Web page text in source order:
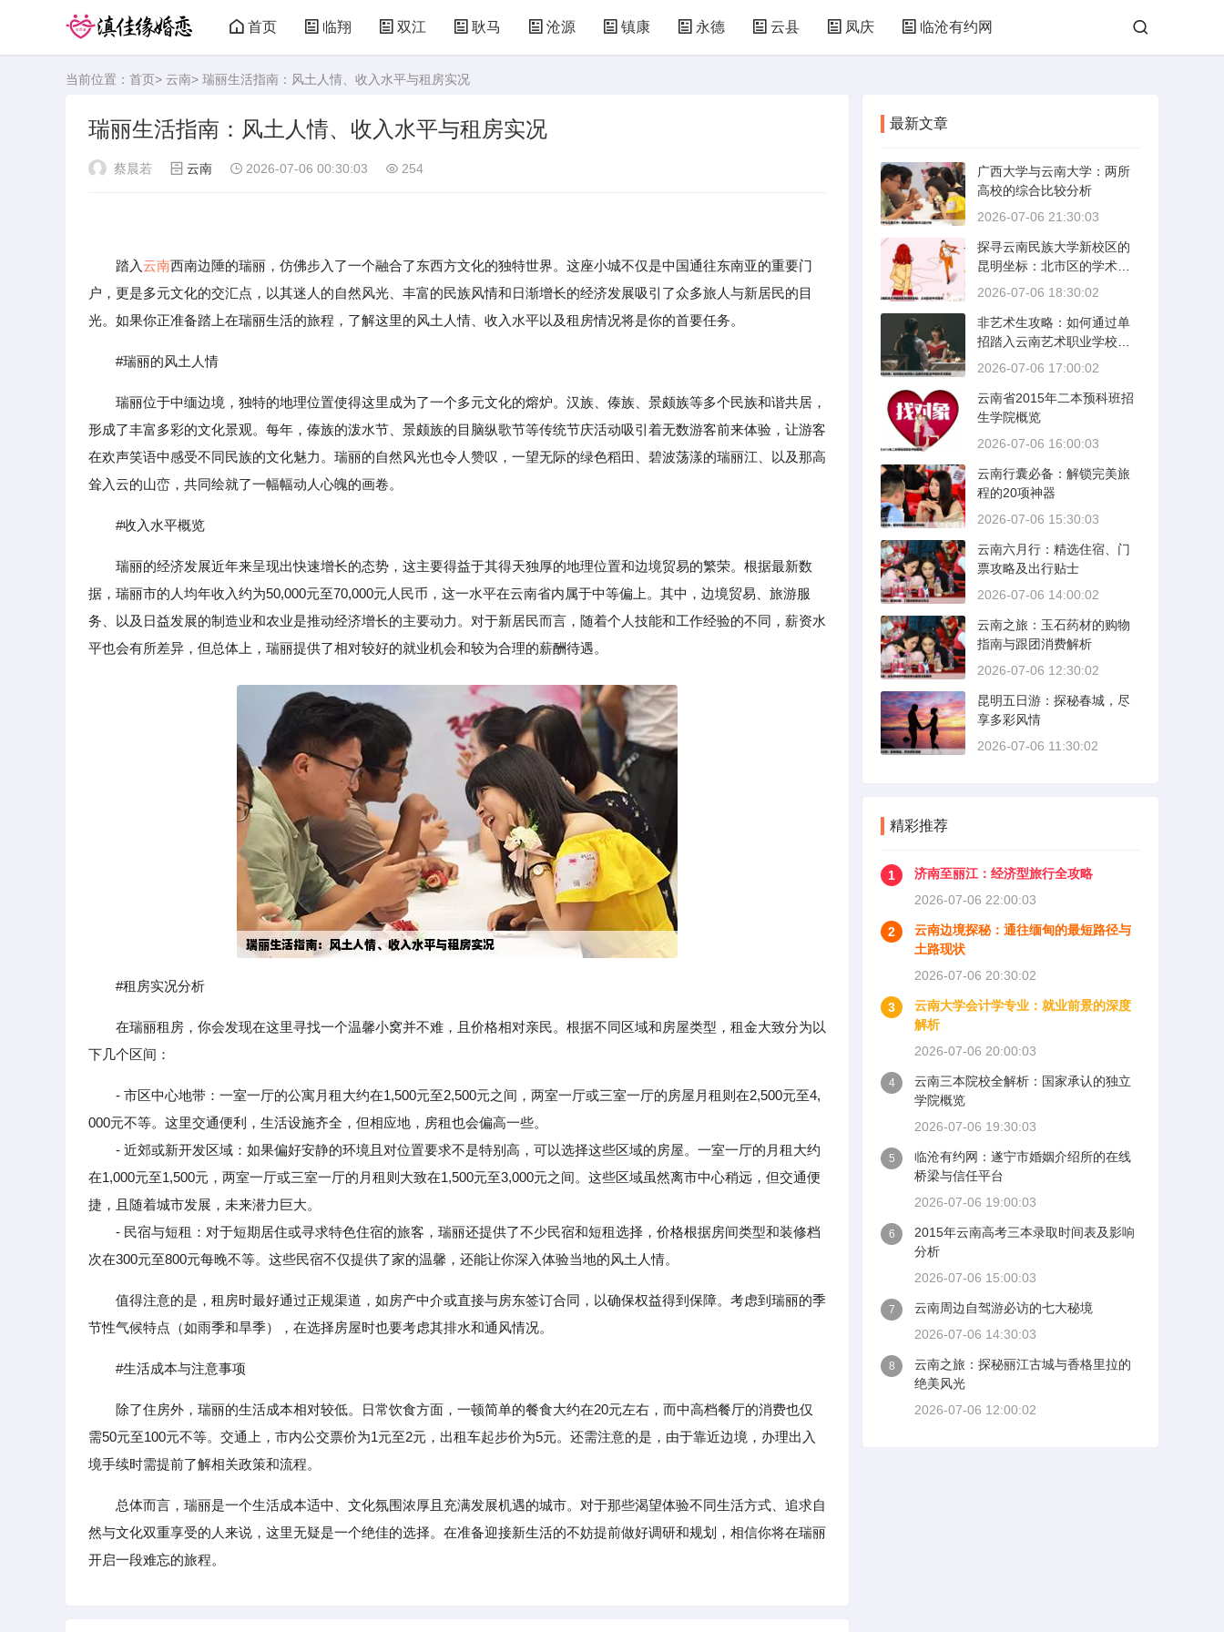
首页 临翔 双江 耿马 沧源 镇康 永德 云县 凤庆 临沧有约网
当前位置： 首页> 云南> 瑞丽生活指南：风土人情、收入水平与租房实况
瑞丽生活指南：风土人情、收入水平与租房实况
蔡晨若 云南 2026-07-06 00:30:03 254
踏入 云南西南边陲的瑞丽，仿佛步入了一个融合了东西方文化的独特世界。这座小城不仅是中国通往东南亚的重要门
户，更是多元文化的交汇点，以其迷人的自然风光、丰富的民族风情和日渐增长的经济发展吸引了众多旅人与新居民的目
光。如果你正准备踏上在瑞丽生活的旅程，了解这里的风土人情、收入水平以及租房情况将是你的首要任务。
#瑞丽的风土人情
瑞丽位于中缅边境，独特的地理位置使得这里成为了一个多元文化的熔炉。汉族、傣族、景颇族等多个民族和谐共居，
形成了丰富多彩的文化景观。每年，傣族的泼水节、景颇族的目脑纵歌节等传统节庆活动吸引着无数游客前来体验，让游客
在欢声笑语中感受不同民族的文化魅力。瑞丽的自然风光也令人赞叹，一望无际的绿色稻田、碧波荡漾的瑞丽江、以及那高
耸入云的山峦，共同绘就了一幅幅动人心魄的画卷。
#收入水平概览
瑞丽的经济发展近年来呈现出快速增长的态势，这主要得益于其得天独厚的地理位置和边境贸易的繁荣。根据最新数
据，瑞丽市的人均年收入约为50,000元至70,000元人民币，这一水平在云南省内属于中等偏上。其中，边境贸易、旅游服
务、以及日益发展的制造业和农业是推动经济增长的主要动力。对于新居民而言，随着个人技能和工作经验的不同，薪资水
平也会有所差异，但总体上，瑞丽提供了相对较好的就业机会和较为合理的薪酬待遇。
#租房实况分析
在瑞丽租房，你会发现在这里寻找一个温馨小窝并不难，且价格相对亲民。根据不同区域和房屋类型，租金大致分为以
下几个区间：
- 市区中心地带：一室一厅的公寓月租大约在1,500元至2,500元之间，两室一厅或三室一厅的房屋月租则在2,500元至4,
000元不等。这里交通便利，生活设施齐全，但相应地，房租也会偏高一些。
- 近郊或新开发区域：如果偏好安静的环境且对位置要求不是特别高，可以选择这些区域的房屋。一室一厅的月租大约
在1,000元至1,500元，两室一厅或三室一厅的月租则大致在1,500元至3,000元之间。这些区域虽然离市中心稍远，但交通便
捷，且随着城市发展，未来潜力巨大。
- 民宿与短租：对于短期居住或寻求特色住宿的旅客，瑞丽还提供了不少民宿和短租选择，价格根据房间类型和装修档
次在300元至800元每晚不等。这些民宿不仅提供了家的温馨，还能让你深入体验当地的风土人情。
值得注意的是，租房时最好通过正规渠道，如房产中介或直接与房东签订合同，以确保权益得到保障。考虑到瑞丽的季
节性气候特点（如雨季和旱季），在选择房屋时也要考虑其排水和通风情况。
#生活成本与注意事项
除了住房外，瑞丽的生活成本相对较低。日常饮食方面，一顿简单的餐食大约在20元左右，而中高档餐厅的消费也仅
需50元至100元不等。交通上，市内公交票价为1元至2元，出租车起步价为5元。还需注意的是，由于靠近边境，办理出入
境手续时需提前了解相关政策和流程。
总体而言，瑞丽是一个生活成本适中、文化氛围浓厚且充满发展机遇的城市。对于那些渴望体验不同生活方式、追求自
然与文化双重享受的人来说，这里无疑是一个绝佳的选择。在准备迎接新生活的不妨提前做好调研和规划，相信你将在瑞丽
开启一段难忘的旅程。
最新文章
广西大学与云南大学：两所
高校的综合比较分析
2026-07-06 21:30:03
探寻云南民族大学新校区的
昆明坐标：北市区的学术绿
洲
2026-07-06 18:30:02
非艺术生攻略：如何通过单
招踏入云南艺术职业学校的
艺术殿堂
2026-07-06 17:00:02
云南省2015年二本预科班招
生学院概览
2026-07-06 16:00:03
云南行囊必备：解锁完美旅
程的20项神器
2026-07-06 15:30:03
云南六月行：精选住宿、门
票攻略及出行贴士
2026-07-06 14:00:02
云南之旅：玉石药材的购物
指南与跟团消费解析
2026-07-06 12:30:02
昆明五日游：探秘春城，尽
享多彩风情
2026-07-06 11:30:02
精彩推荐
1
济南至丽江：经济型旅行全攻略
2026-07-06 22:00:03
2
云南边境探秘：通往缅甸的最短路径与
土路现状
2026-07-06 20:30:02
3
云南大学会计学专业：就业前景的深度
解析
2026-07-06 20:00:03
4
云南三本院校全解析：国家承认的独立
学院概览
2026-07-06 19:30:03
5
临沧有约网：遂宁市婚姻介绍所的在线
桥梁与信任平台
2026-07-06 19:00:03
6
2015年云南高考三本录取时间表及影响
分析
2026-07-06 15:00:03
7
云南周边自驾游必访的七大秘境
2026-07-06 14:30:03
8
云南之旅：探秘丽江古城与香格里拉的
绝美风光
2026-07-06 12:00:02